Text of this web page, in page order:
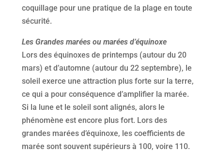
coquillage pour une pratique de la plage en toute
sécurité.
Les Grandes marées ou marées d’équinoxe
Lors des équinoxes de printemps (autour du 20
mars) et d’automne (autour du 22 septembre), le
soleil exerce une attraction plus forte sur la terre,
ce qui a pour conséquence d’amplifier la marée.
Si la lune et le soleil sont alignés, alors le
phénomène est encore plus fort. Lors des
grandes marées d’équinoxe, les coefficients de
marée sont souvent supérieurs à 100, voire 110.